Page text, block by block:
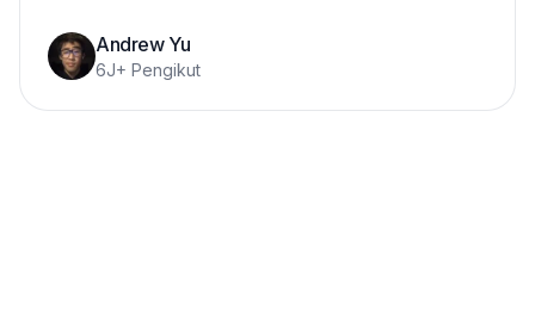
Andrew Yu
6J+ Pengikut